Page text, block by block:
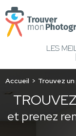
LES
Accueil Trouvez
et prenez